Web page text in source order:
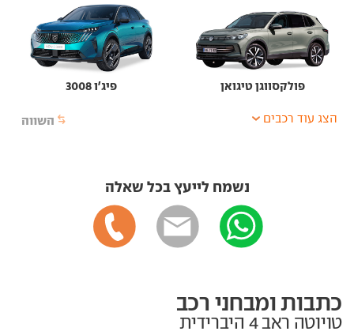
פולקסווגן טיגואן פיג'ו 3008
השווה הצג עוד רכבים
נשמח לייעץ בכל שאלה
כתבות ומבחני רכב
טויוטה ראב 4 היברידית